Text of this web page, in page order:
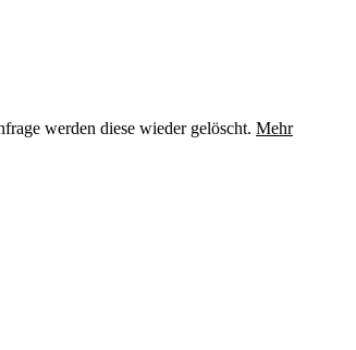
werden diese wieder gelöscht. Mehr